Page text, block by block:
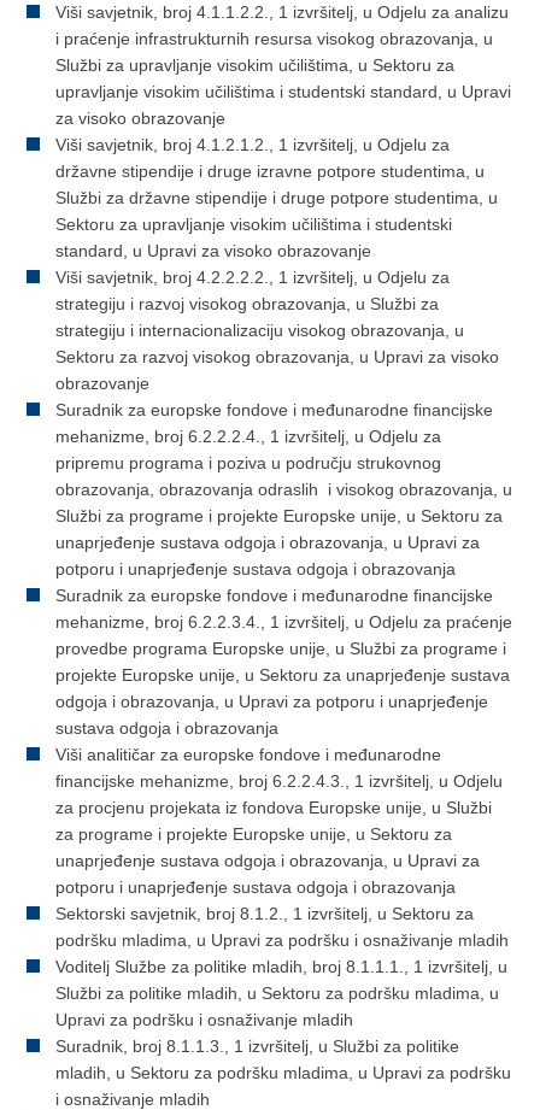
Viši savjetnik, broj 4.1.1.2.2., 1 izvršitelj, u Odjelu za analizu
i praćenje infrastrukturnih resursa visokog obrazovanja, u
Službi za upravljanje visokim učilištima, u Sektoru za
upravljanje visokim učilištima i studentski standard, u Upravi
za visoko obrazovanje
Viši savjetnik, broj 4.1.2.1.2., 1 izvršitelj, u Odjelu za
državne stipendije i druge izravne potpore studentima, u
Službi za državne stipendije i druge potpore studentima, u
Sektoru za upravljanje visokim učilištima i studentski
standard, u Upravi za visoko obrazovanje
Viši savjetnik, broj 4.2.2.2.2., 1 izvršitelj, u Odjelu za
strategiju i razvoj visokog obrazovanja, u Službi za
strategiju i internacionalizaciju visokog obrazovanja, u
Sektoru za razvoj visokog obrazovanja, u Upravi za visoko
obrazovanje
Suradnik za europske fondove i međunarodne financijske
mehanizme, broj 6.2.2.2.4., 1 izvršitelj, u Odjelu za
pripremu programa i poziva u području strukovnog
obrazovanja, obrazovanja odraslih i visokog obrazovanja, u
Službi za programe i projekte Europske unije, u Sektoru za
unaprjeđenje sustava odgoja i obrazovanja, u Upravi za
potporu i unaprjeđenje sustava odgoja i obrazovanja
Suradnik za europske fondove i međunarodne financijske
mehanizme, broj 6.2.2.3.4., 1 izvršitelj, u Odjelu za praćenje
provedbe programa Europske unije, u Službi za programe i
projekte Europske unije, u Sektoru za unaprjeđenje sustava
odgoja i obrazovanja, u Upravi za potporu i unaprjeđenje
sustava odgoja i obrazovanja
Viši analitičar za europske fondove i međunarodne
financijske mehanizme, broj 6.2.2.4.3., 1 izvršitelj, u Odjelu
za procjenu projekata iz fondova Europske unije, u Službi
za programe i projekte Europske unije, u Sektoru za
unaprjeđenje sustava odgoja i obrazovanja, u Upravi za
potporu i unaprjeđenje sustava odgoja i obrazovanja
Sektorski savjetnik, broj 8.1.2., 1 izvršitelj, u Sektoru za
podršku mladima, u Upravi za podršku i osnaživanje mladih
Voditelj Službe za politike mladih, broj 8.1.1.1., 1 izvršitelj, u
Službi za politike mladih, u Sektoru za podršku mladima, u
Upravi za podršku i osnaživanje mladih
Suradnik, broj 8.1.1.3., 1 izvršitelj, u Službi za politike
mladih, u Sektoru za podršku mladima, u Upravi za podršku
i osnaživanje mladih